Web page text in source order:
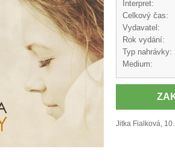
Interpret:
Celkový čas:
Vydavatel:
Rok vydání:
Typ nahrávky:
Medium:
Jitka Fialková,